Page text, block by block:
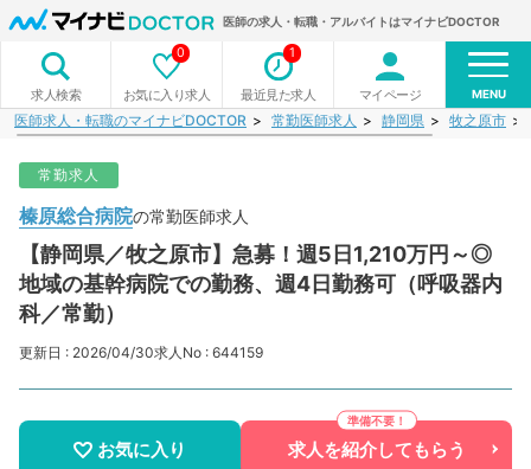
医師の求人・転職・アルバイトはマイナビDOCTOR
求人検索 お気に入り求人
0
最近見た求人
1
マイページ MENU
医師求人・転職のマイナビDOCTOR 常勤医師求人 静岡県 牧之原市
常勤求人
榛原総合病院の常勤医師求人
【静岡県／牧之原市】急募！週5日1,210万円～◎
地域の基幹病院での勤務、週4日勤務可（呼吸器内
科／常勤）
更新日 : 2026/04/30求人No : 644159
お気に入り 求人を紹介してもらう